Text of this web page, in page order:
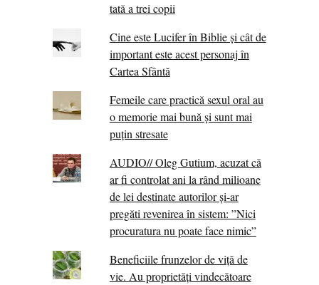
tată a trei copii
Cine este Lucifer în Biblie și cât de
important este acest personaj în
Cartea Sfântă
Femeile care practică sexul oral au
o memorie mai bună și sunt mai
puțin stresate
AUDIO// Oleg Gutium, acuzat că
ar fi controlat ani la rând milioane
de lei destinate autorilor și-ar
pregăti revenirea în sistem: ”Nici
procuratura nu poate face nimic”
Beneficiile frunzelor de viță de
vie. Au proprietăţi vindecătoare